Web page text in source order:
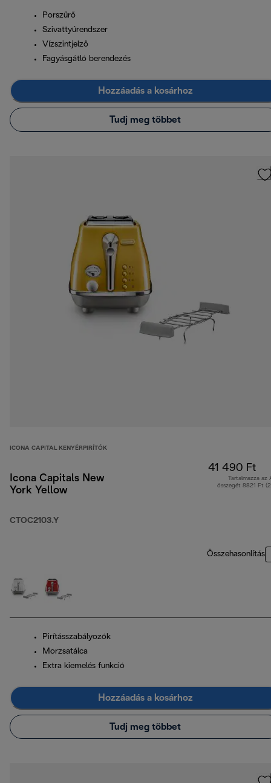
Porszűrő
Szivattyúrendszer
Vízszintjelző
Fagyásgátló berendezés
Hozzáadás a kosárhoz
Tudj meg többet
ICONA CAPITAL KENYÉRPIRÍTÓK
Icona Capitals New
York Yellow
CTOC2103.Y
41 490 Ft
Tartalmazza az
összegét 8821 Ft
Összehasonlítás
Pirításszabályozók
Morzsatálca
Extra kiemelés funkció
Hozzáadás a kosárhoz
Tudj meg többet